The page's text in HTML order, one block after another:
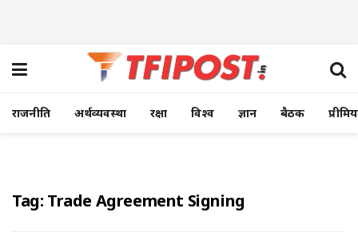
राजनीति अर्थव्यवस्था रक्षा विश्व ज्ञान बैठक
Tag: Trade Agreement Signing